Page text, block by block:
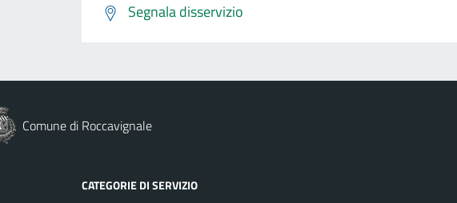
Segnala disservizio
Comune di Roccavignale
CATEGORIE DI SERVIZIO